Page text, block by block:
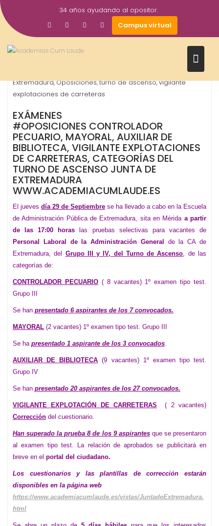
Saltar
al
contenido
34 años ayudando al opositor.
Campus virtual
Sep
2016
academiacumlaudeoposiciones Prensa
Junta de
Extremadura,Oposiciones,turno de ascenso,vigilante
explotaciones de carreteras
EXÁMENES
#OPOSICIONES CONTROLADOR
PECUARIO, MAYORAL, AUXILIAR DE
BIBLIOTECA, VIGILANTE EXPLOTACIONES
DE CARRETERAS, CATEGORÍAS DEL
TURNO DE ASCENSO JUNTA DE
EXTREMADURA
WWW.ACADEMIACUMLAUDE.ES
El jueves día 29 de Septiembre se ha llevado a cabo en la Escuela
de Administración Pública de Extremadura, sita en Mérida a partir
de las 17:00 horas las pruebas selectivas para vacantes de
Personal Laboral de la Administración General
de la CA de
Extremadura, del Grupo III y IV, del Turno de Ascenso, de las
categorías de:
CONTROLADOR PECUARIO( 8 vacantes) 1º examen tipo test.
Grupo III
Se han presentado 6 aspirantes de los 7 convocados.
MAYORAL (2 vacantes) 1º examen tipo test. Grupo III
Se ha presentado 1 aspirante de los 3 convocados.
AUXILIAR DE BIBLIOTECA (9 vacantes) 1º examen tipo test.
Grupo IV
Se han presentado 20 aspirantes de los 27 convocados.
VIGILANTE EXPLOTACIÓN DE CARRETERAS ( 2 vacantes)
Corrección del cuestionario.
Han superado la prueba 8 de los 9 aspirantesque se presentaron
al examen tipo test. La relación de aprobados se publicitará en
breve en el portal del ciudadano.
Los cuestionarios y lasplantillas de corrección estarán
disponibles en la página web
https://www.academiacumlaude.es/vistas/JuntadeExtremadura.
html